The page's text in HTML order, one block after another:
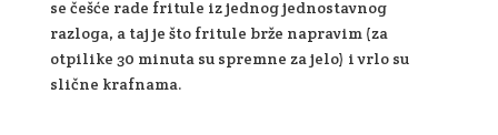
se češće rade fritule iz jednog jednostavnog
razloga, a taj je što fritule brže napravim (za
otpilike 30 minuta su spremne za jelo) i vrlo su
slične krafnama.